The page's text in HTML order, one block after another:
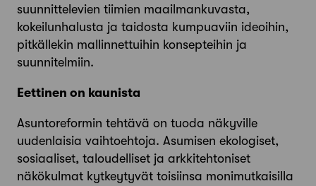
suunnittelevien tiimien maailmankuvasta,
kokeilunhalusta ja taidosta kumpuaviin ideoihin,
pitkällekin mallinnettuihin konsepteihin ja
suunnitelmiin.
Eettinen on kaunista
Asuntoreformin tehtävä on tuoda näkyville
uudenlaisia vaihtoehtoja. Asumisen ekologiset,
sosiaaliset, taloudelliset ja arkkitehtoniset
näkökulmat kytkeytyvät toisiinsa monimutkaisilla